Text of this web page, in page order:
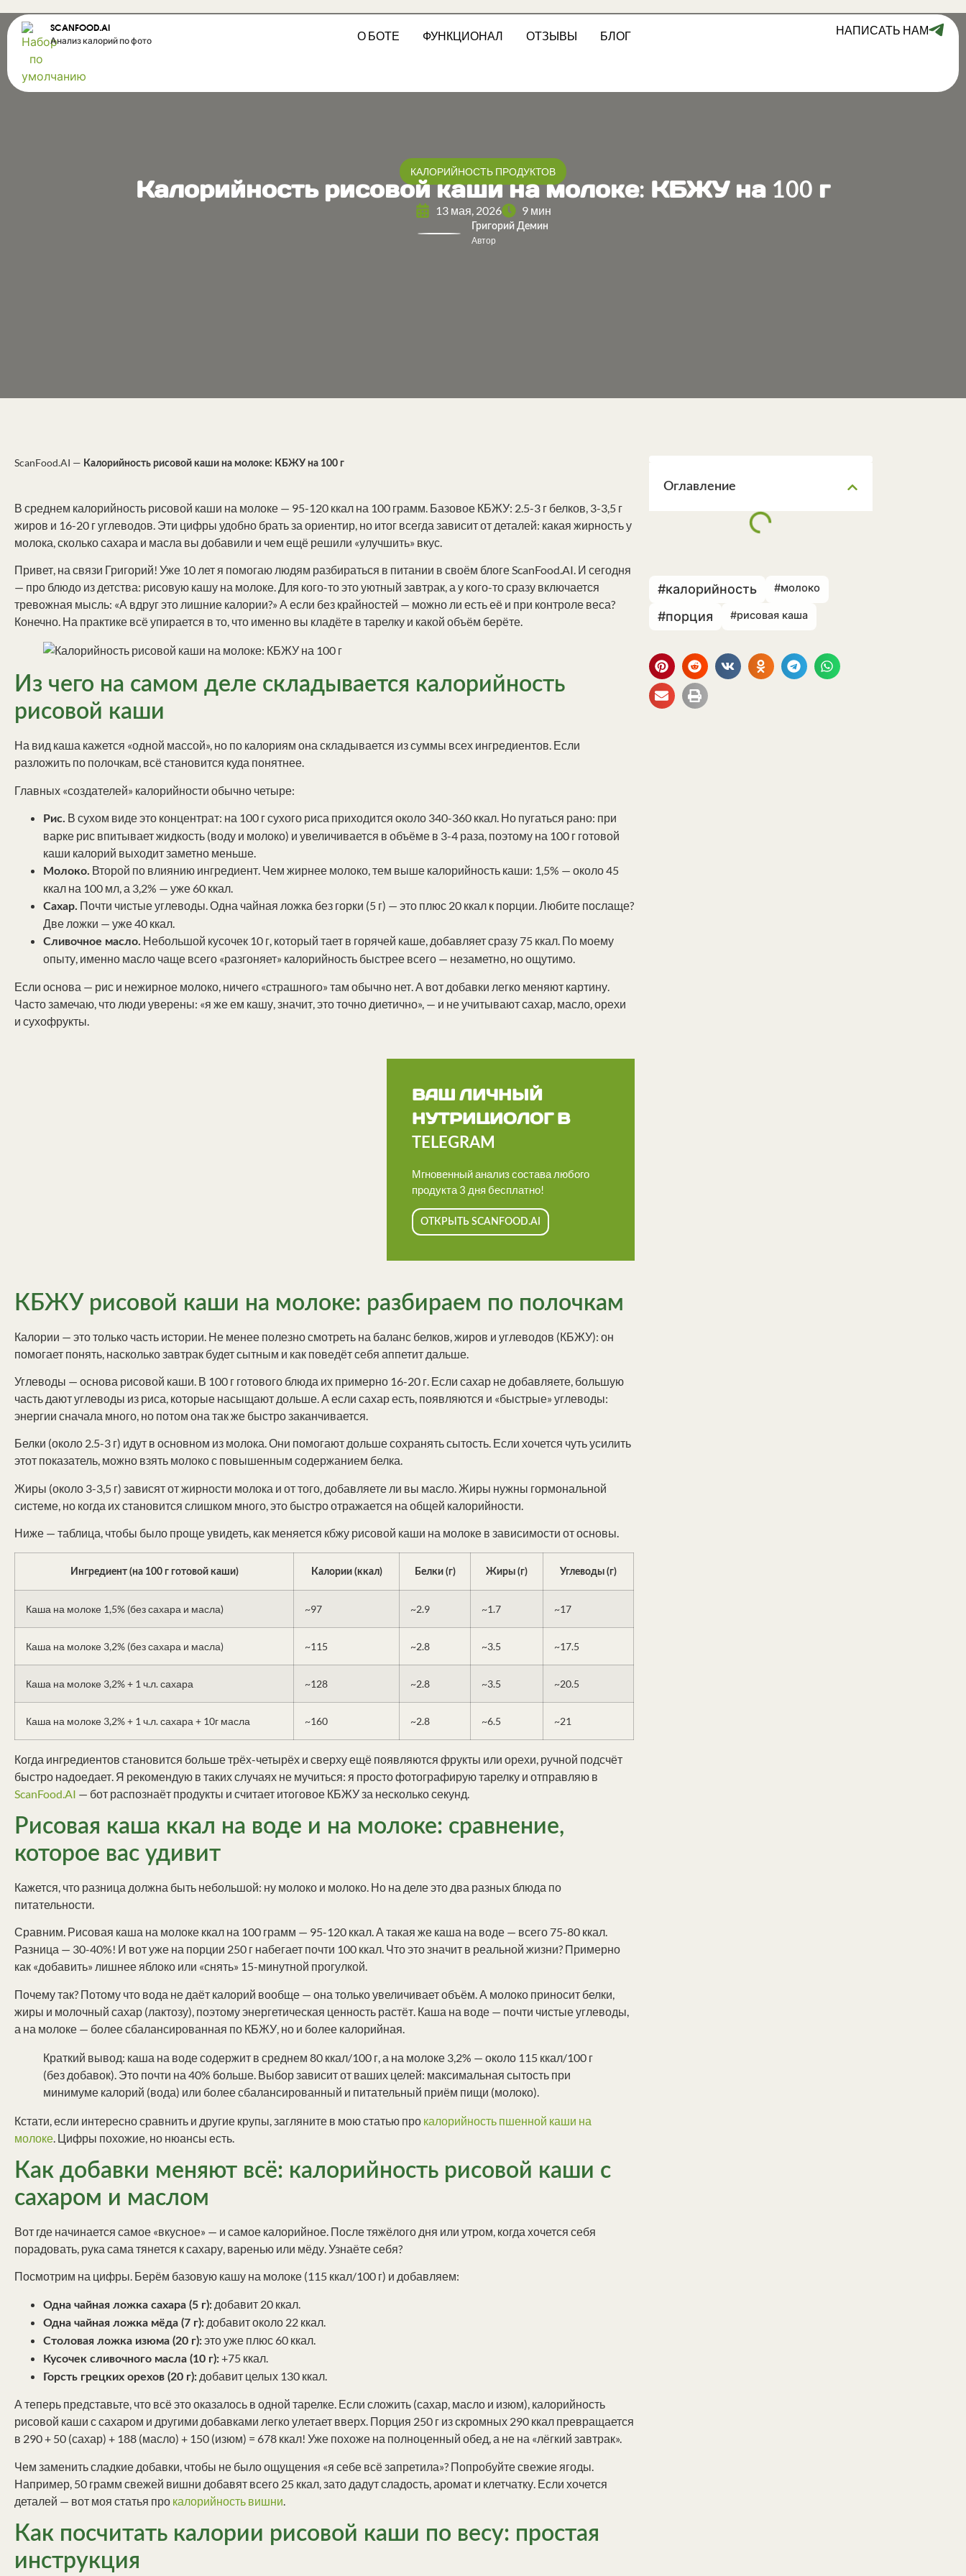
SCANFOOD.AI
Анализ калорий по фото О БОТЕ ФУНКЦИОНАЛ ОТЗЫВЫ БЛОГ НАПИСАТЬ НАМ
КАЛОРИЙНОСТЬ ПРОДУКТОВ
Калорийность рисовой каши на молоке: КБЖУ на 100 г
13 мая, 2026 9 мин
Григорий Демин
Автор
ScanFood.AI — Калорийность рисовой каши на молоке: КБЖУ на 100 г
В среднем калорийность рисовой каши на молоке — 95-120 ккал на 100 грамм. Базовое КБЖУ: 2.5-3 г белков, 3-3,5 г
жиров и 16-20 г углеводов. Эти цифры удобно брать за ориентир, но итог всегда зависит от деталей: какая жирность у
молока, сколько сахара и масла вы добавили и чем ещё решили «улучшить» вкус.
Привет, на связи Григорий! Уже 10 лет я помогаю людям разбираться в питании в своём блоге ScanFood.AI. И сегодня
— про блюдо из детства: рисовую кашу на молоке. Для кого-то это уютный завтрак, а у кого-то сразу включается
тревожная мысль: «А вдруг это лишние калории?» А если без крайностей — можно ли есть её и при контроле веса?
Конечно. На практике всё упирается в то, что именно вы кладёте в тарелку и какой объём берёте.
Из чего на самом деле складывается калорийность
рисовой каши
На вид каша кажется «одной массой», но по калориям она складывается из суммы всех ингредиентов. Если
разложить по полочкам, всё становится куда понятнее.
Главных «создателей» калорийности обычно четыре:
Рис. В сухом виде это концентрат: на 100 г сухого риса приходится около 340-360 ккал. Но пугаться рано: при
варке рис впитывает жидкость (воду и молоко) и увеличивается в объёме в 3-4 раза, поэтому на 100 г готовой
каши калорий выходит заметно меньше.
Молоко. Второй по влиянию ингредиент. Чем жирнее молоко, тем выше калорийность каши: 1,5% — около 45
ккал на 100 мл, а 3,2% — уже 60 ккал.
Сахар. Почти чистые углеводы. Одна чайная ложка без горки (5 г) — это плюс 20 ккал к порции. Любите послаще?
Две ложки — уже 40 ккал.
Сливочное масло. Небольшой кусочек 10 г, который тает в горячей каше, добавляет сразу 75 ккал. По моему
опыту, именно масло чаще всего «разгоняет» калорийность быстрее всего — незаметно, но ощутимо.
Если основа — рис и нежирное молоко, ничего «страшного» там обычно нет. А вот добавки легко меняют картину.
Часто замечаю, что люди уверены: «я же ем кашу, значит, это точно диетично», — и не учитывают сахар, масло, орехи
и сухофрукты.
ВАШ ЛИЧНЫЙ
НУТРИЦИОЛОГ В
TELEGRAM
Мгновенный анализ состава любого
продукта 3 дня бесплатно!
ОТКРЫТЬ SCANFOOD.AI
КБЖУ рисовой каши на молоке: разбираем по полочкам
Калории — это только часть истории. Не менее полезно смотреть на баланс белков, жиров и углеводов (КБЖУ): он
помогает понять, насколько завтрак будет сытным и как поведёт себя аппетит дальше.
Углеводы — основа рисовой каши. В 100 г готового блюда их примерно 16-20 г. Если сахар не добавляете, большую
часть дают углеводы из риса, которые насыщают дольше. А если сахар есть, появляются и «быстрые» углеводы:
энергии сначала много, но потом она так же быстро заканчивается.
Белки (около 2.5-3 г) идут в основном из молока. Они помогают дольше сохранять сытость. Если хочется чуть усилить
этот показатель, можно взять молоко с повышенным содержанием белка.
Жиры (около 3-3,5 г) зависят от жирности молока и от того, добавляете ли вы масло. Жиры нужны гормональной
системе, но когда их становится слишком много, это быстро отражается на общей калорийности.
Ниже — таблица, чтобы было проще увидеть, как меняется кбжу рисовой каши на молоке в зависимости от основы.
Ингредиент (на 100 г готовой каши) Калории (ккал) Белки (г) Жиры (г) Углеводы (г)
Каша на молоке 1,5% (без сахара и масла) ~97 ~2.9 ~1.7 ~17
Каша на молоке 3,2% (без сахара и масла) ~115 ~2.8 ~3.5 ~17.5
Каша на молоке 3,2% + 1 ч.л. сахара ~128 ~2.8 ~3.5 ~20.5
Каша на молоке 3,2% + 1 ч.л. сахара + 10г масла ~160 ~2.8 ~6.5 ~21
Когда ингредиентов становится больше трёх-четырёх и сверху ещё появляются фрукты или орехи, ручной подсчёт
быстро надоедает. Я рекомендую в таких случаях не мучиться: я просто фотографирую тарелку и отправляю в
ScanFood.AI — бот распознаёт продукты и считает итоговое КБЖУ за несколько секунд.
Рисовая каша ккал на воде и на молоке: сравнение,
которое вас удивит
Кажется, что разница должна быть небольшой: ну молоко и молоко. Но на деле это два разных блюда по
питательности.
Сравним. Рисовая каша на молоке ккал на 100 грамм — 95-120 ккал. А такая же каша на воде — всего 75-80 ккал.
Разница — 30-40%! И вот уже на порции 250 г набегает почти 100 ккал. Что это значит в реальной жизни? Примерно
как «добавить» лишнее яблоко или «снять» 15-минутной прогулкой.
Почему так? Потому что вода не даёт калорий вообще — она только увеличивает объём. А молоко приносит белки,
жиры и молочный сахар (лактозу), поэтому энергетическая ценность растёт. Каша на воде — почти чистые углеводы,
а на молоке — более сбалансированная по КБЖУ, но и более калорийная.
Краткий вывод: каша на воде содержит в среднем 80 ккал/100 г, а на молоке 3,2% — около 115 ккал/100 г
(без добавок). Это почти на 40% больше. Выбор зависит от ваших целей: максимальная сытость при
минимуме калорий (вода) или более сбалансированный и питательный приём пищи (молоко).
Кстати, если интересно сравнить и другие крупы, загляните в мою статью про калорийность пшенной каши на
молоке . Цифры похожие, но нюансы есть.
Как добавки меняют всё: калорийность рисовой каши с
сахаром и маслом
Вот где начинается самое «вкусное» — и самое калорийное. После тяжёлого дня или утром, когда хочется себя
порадовать, рука сама тянется к сахару, варенью или мёду. Узнаёте себя?
Посмотрим на цифры. Берём базовую кашу на молоке (115 ккал/100 г) и добавляем:
Одна чайная ложка сахара (5 г): добавит 20 ккал.
Одна чайная ложка мёда (7 г): добавит около 22 ккал.
Столовая ложка изюма (20 г):это уже плюс 60 ккал.
Кусочек сливочного масла (10 г):+75 ккал.
Горсть грецких орехов (20 г): добавит целых 130 ккал.
А теперь представьте, что всё это оказалось в одной тарелке. Если сложить (сахар, масло и изюм), калорийность
рисовой каши с сахаром и другими добавками легко улетает вверх. Порция 250 г из скромных 290 ккал превращается
в 290 + 50 (сахар) + 188 (масло) + 150 (изюм) = 678 ккал! Уже похоже на полноценный обед, а не на «лёгкий завтрак».
Чем заменить сладкие добавки, чтобы не было ощущения «я себе всё запретила»? Попробуйте свежие ягоды.
Например, 50 грамм свежей вишни добавят всего 25 ккал, зато дадут сладость, аромат и клетчатку. Если хочется
деталей — вот моя статья про калорийность вишни
Как посчитать калории рисовой каши по весу: простая
инструкция
Оглавление
#калорийность #молоко
#порция #рисовая каша